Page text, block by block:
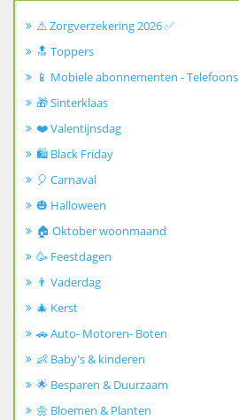
⚠️ Zorgverzekering 2026 ✅
🔝 Toppers
📱 Mobiele abonnementen - Telefoons
🎁 Sinterklaas
❤️ Valentijnsdag
🛍️ Black Friday
🎈 Carnaval
🎃 Halloween
🏠 Oktober woonmaand
🥳 Feestdagen
👨 Vaderdag
🎄 Kerst
🚗 Auto- Motoren- Boten
👶 Baby's & kinderen
🌟 Besparen & Duurzaam
🌼 Bloemen & Planten